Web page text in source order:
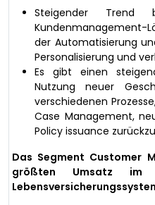
Steigender
der Automatisierung
Personalisierung und
Es gibt einen
Nutzung neuer
verschiedenen
Case Management,
Policy issuance
Das Segment Customer
größten Umsatz im